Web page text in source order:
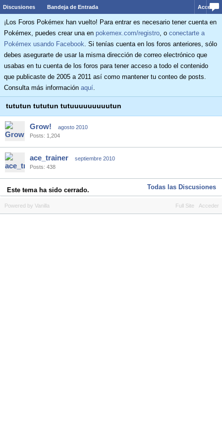
Discusiones Bandeja de Entrada Acceder
¡Los Foros Pokémex han vuelto! Para entrar es necesario tener cuenta en
Pokémex, puedes crear una en pokemex.com/registro, o conectarte a
Pokémex usando Facebook. Si tenías cuenta en los foros anteriores, sólo
debes asegurarte de usar la misma dirección de correo electrónico que
usabas en tu cuenta de los foros para tener acceso a todo el contenido
que publicaste de 2005 a 2011 así como mantener tu conteo de posts.
Consulta más información aquí.
tututun tututun tutuuuuuuuuutun
Grow!
agosto 2010
Posts: 1,204
ace_trainer
septiembre 2010
Posts: 438
Este tema ha sido cerrado. Todas las Discusiones
Full Site Acceder
Powered by Vanilla